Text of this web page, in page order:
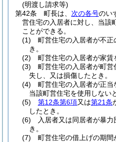
(明渡し請求等)
第42条
町長は、 次の各号のい
営住宅の入居者に対し、当該
ことができる。
(1)
町営住宅の入居者が不正
き。
(2)
町営住宅の入居者が家賃
(3)
町営住宅の入居者が町
失し、又は損傷したとき。
(4)
町営住宅の入居者が正
当該町営住宅を使用しない
(5)
第12条第6項又は第21条
したとき。
(6)
入居者又は同居者が暴
き。
(7)
町営住宅の借上げの期間